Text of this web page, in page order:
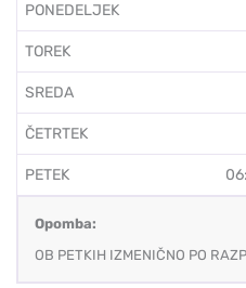
PONEDELJEK
TOREK
SREDA
ČETRTEK
PETEK
Opomba:
OB PETKIH IZMENIČNO PO